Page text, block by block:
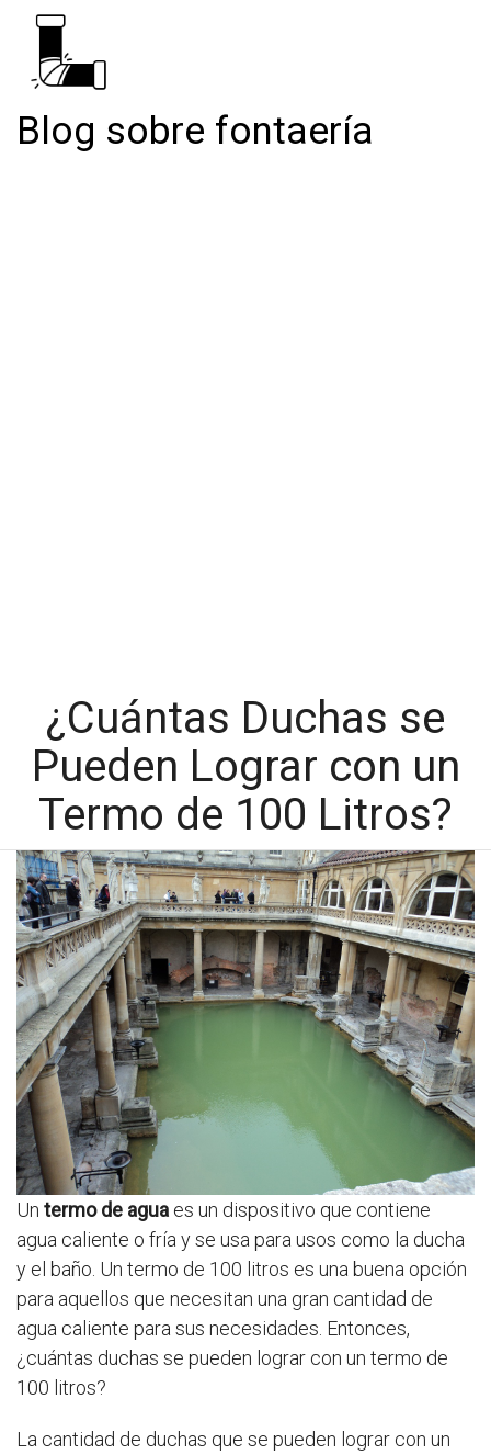
Blog sobre fontaería
¿Cuántas Duchas se
Pueden Lograr con un
Termo de 100 Litros?
Un termo de agua es un dispositivo que contiene
agua caliente o fría y se usa para usos como la ducha
y el baño. Un termo de 100 litros es una buena opción
para aquellos que necesitan una gran cantidad de
agua caliente para sus necesidades. Entonces,
¿cuántas duchas se pueden lograr con un termo de
100 litros?
La cantidad de duchas que se pueden lograr con un